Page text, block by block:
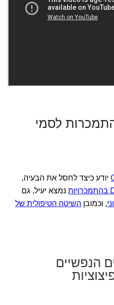
לסמי
יודע כיצד לחסל את הבעיה,
נמצא יעיל, גם
, וכמובן השיטה הטיפולית של
הנפשיים